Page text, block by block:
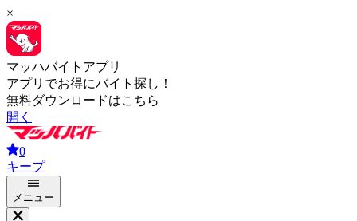
×
マッハバイトアプリ
アプリでお得にバイト探し！
無料ダウンロードはこちら
開く
0
キープ
メニュー